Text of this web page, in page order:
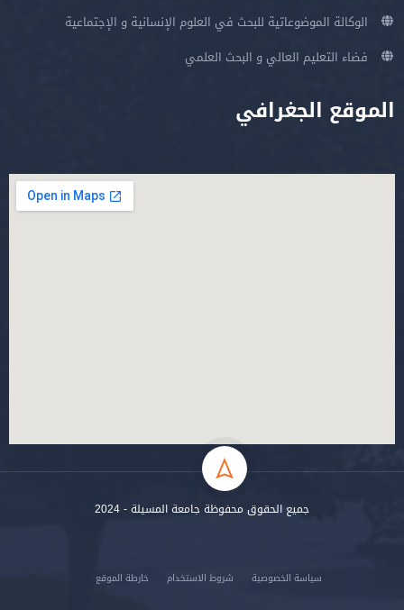
الوكالة الموضوعاتية للبحث في العلوم الإنسانية و الإجتماعية
فضاء التعليم العالي و البحث العلمي
الموقع الجغرافي
جميع الحقوق محفوظة جامعة المسيلة - 2024
سياسة الخصوصية شروط الاستخدام خارطة الموقع